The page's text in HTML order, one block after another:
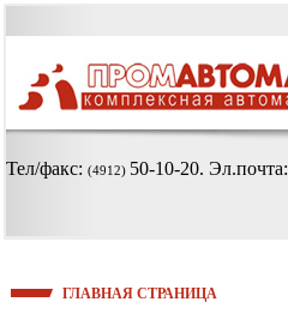
Тел/факс: (4912) 50-10-20. Эл.почта:
ГЛАВНАЯ СТРАНИЦА